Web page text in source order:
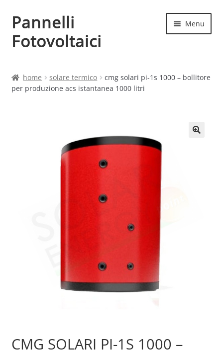
Vai
alla
navigazione
Vai
al
contenuto
Pannelli
Fotovoltaici
Menu
Cart
home solare termico
cmg solari pi-1s 1000 – bollitore
per produzione acs istantanea 1000 litri
CMG SOLARI PI-1S 1000 –